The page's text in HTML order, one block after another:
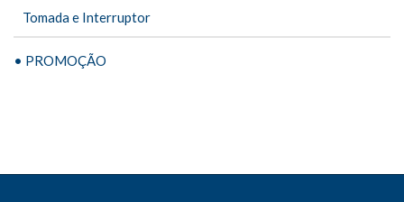
Tomada e Interruptor
• PROMOÇÃO